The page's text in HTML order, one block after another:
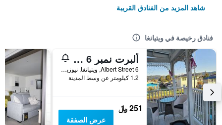
شاهد المزيد من الفنادق القريبة
فنادق رخيصة في ويتيانغا
ألبرت نمبر 6 موتل
6 Albert Street, ويتيانغا, نيوزيلندا
1.2 كيلومتر عن وسط المدينة
251 ﷼
عرض الصفقة